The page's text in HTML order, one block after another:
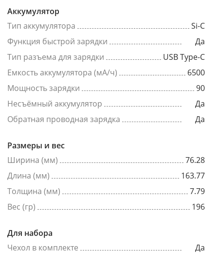
Аккумулятор
Тип аккумулятора
Si-C
Функция быстрой зарядки
Да
Тип разъема для зарядки
USB Type-C
Емкость аккумулятора (мА/ч)
6500
Мощность зарядки
90
Несъёмный аккумулятор
Да
Обратная проводная зарядка
Да
Размеры и вес
Ширина (мм)
76.28
Длина (мм)
163.77
Толщина (мм)
7.79
Вес (гр)
196
Для набора
Чехол в комплекте
Да